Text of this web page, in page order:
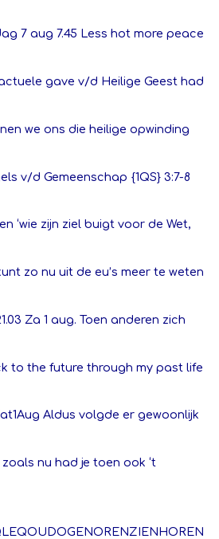
7 aug 7.45 Less hot more peace
gave v/d Heilige Geest had
we ons die heilige opwinding
v/d Gemeenschap {1QS} 3:7-8
‘wie zijn ziel buigt voor de Wet,
zo nu uit de eu’s meer te weten
Za 1 aug. Toen anderen zich
to the future through my past life
Aldus volgde er gewoonlijk
zoals nu had je toen ook ‘t